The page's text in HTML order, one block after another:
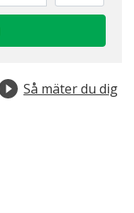
Så mäter du dig